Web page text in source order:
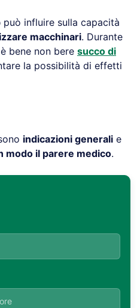
può influire sulla capacità
macchinari. Durante
bene non bere succo di
la possibilità di effetti
indicazioni generali e
modo il parere medico.